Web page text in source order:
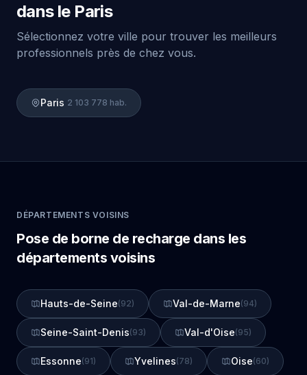
dans le Paris
Sélectionnez votre ville pour trouver les meilleurs
professionnels près de chez vous.
Paris 2 103 778 hab.
DÉPARTEMENTS VOISINS
Pose de borne de recharge dans les
départements voisins
Hauts-de-Seine(92) Val-de-Marne(94)
Seine-Saint-Denis(93) Val-d'Oise(95)
Essonne(91) Yvelines(78) Oise(60)